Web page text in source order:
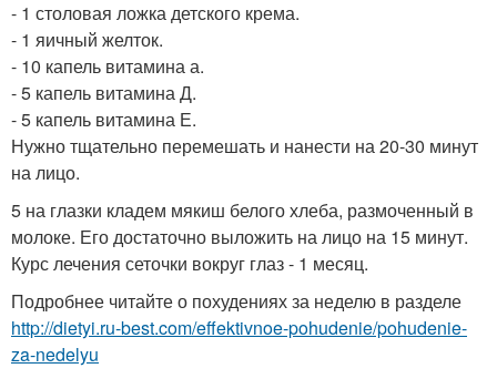
- 1 столовая ложка детского крема.
- 1 яичный желток.
- 10 капель витамина а.
- 5 капель витамина Д.
- 5 капель витамина Е.
Нужно тщательно перемешать и нанести на 20-30 минут
на лицо.
5 на глазки кладем мякиш белого хлеба, размоченный в
молоке. Его достаточно выложить на лицо на 15 минут.
Курс лечения сеточки вокруг глаз - 1 месяц.
Подробнее читайте о похудениях за неделю в разделе
http://dietyi.ru-best.com/effektivnoe-pohudenie/pohudenie-
za-nedelyu